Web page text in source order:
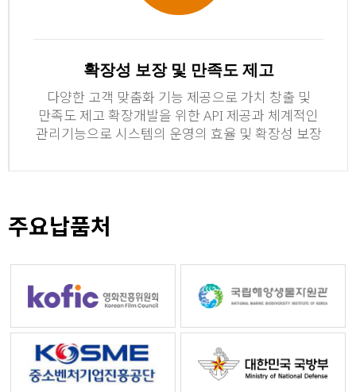
확장성 보장 및 만족도 제고
다양한 고객 맞춤화 기능 제공으로 가치 창출 및
만족도 제고 확장개발을 위한 API 제공과 체계적인
관리기능으로 시스템의 운영의 효율 및 확장성 보장
주요납품처